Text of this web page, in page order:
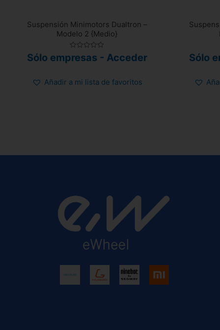
Suspensión Minimotors Dualtron –
Modelo 2 {Medio}
con
Sólo empresas - Acceder
Añadir a mi lista de favoritos
Sólo